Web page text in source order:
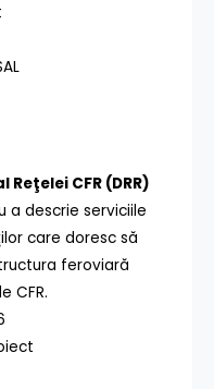
CFR (DRR)
a descrie serviciile
care doresc să
feroviară
CFR.